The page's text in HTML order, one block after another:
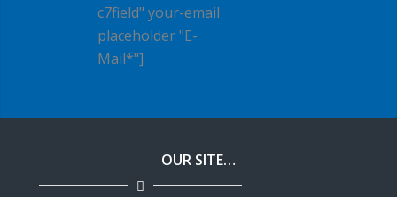
c7field" your-email
placeholder "E-
Mail*"]
OUR SITE…